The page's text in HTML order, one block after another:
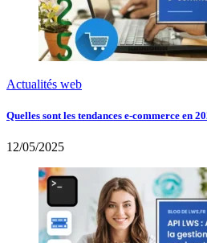
Actualités web
Quelles sont les tendances e-commerce en
12/05/2025